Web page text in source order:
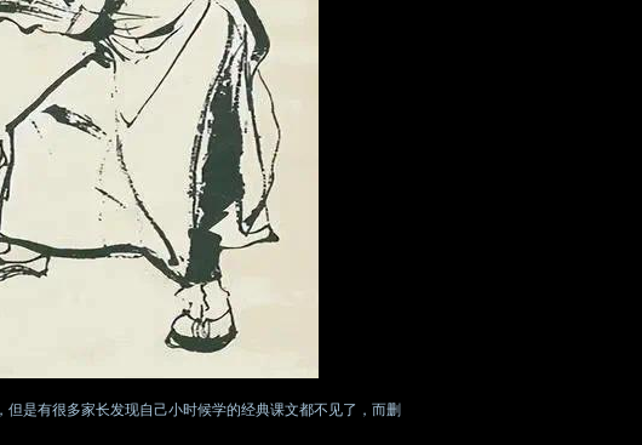
是有很多家长发现自己小时候学的经典课文都不见了，而删